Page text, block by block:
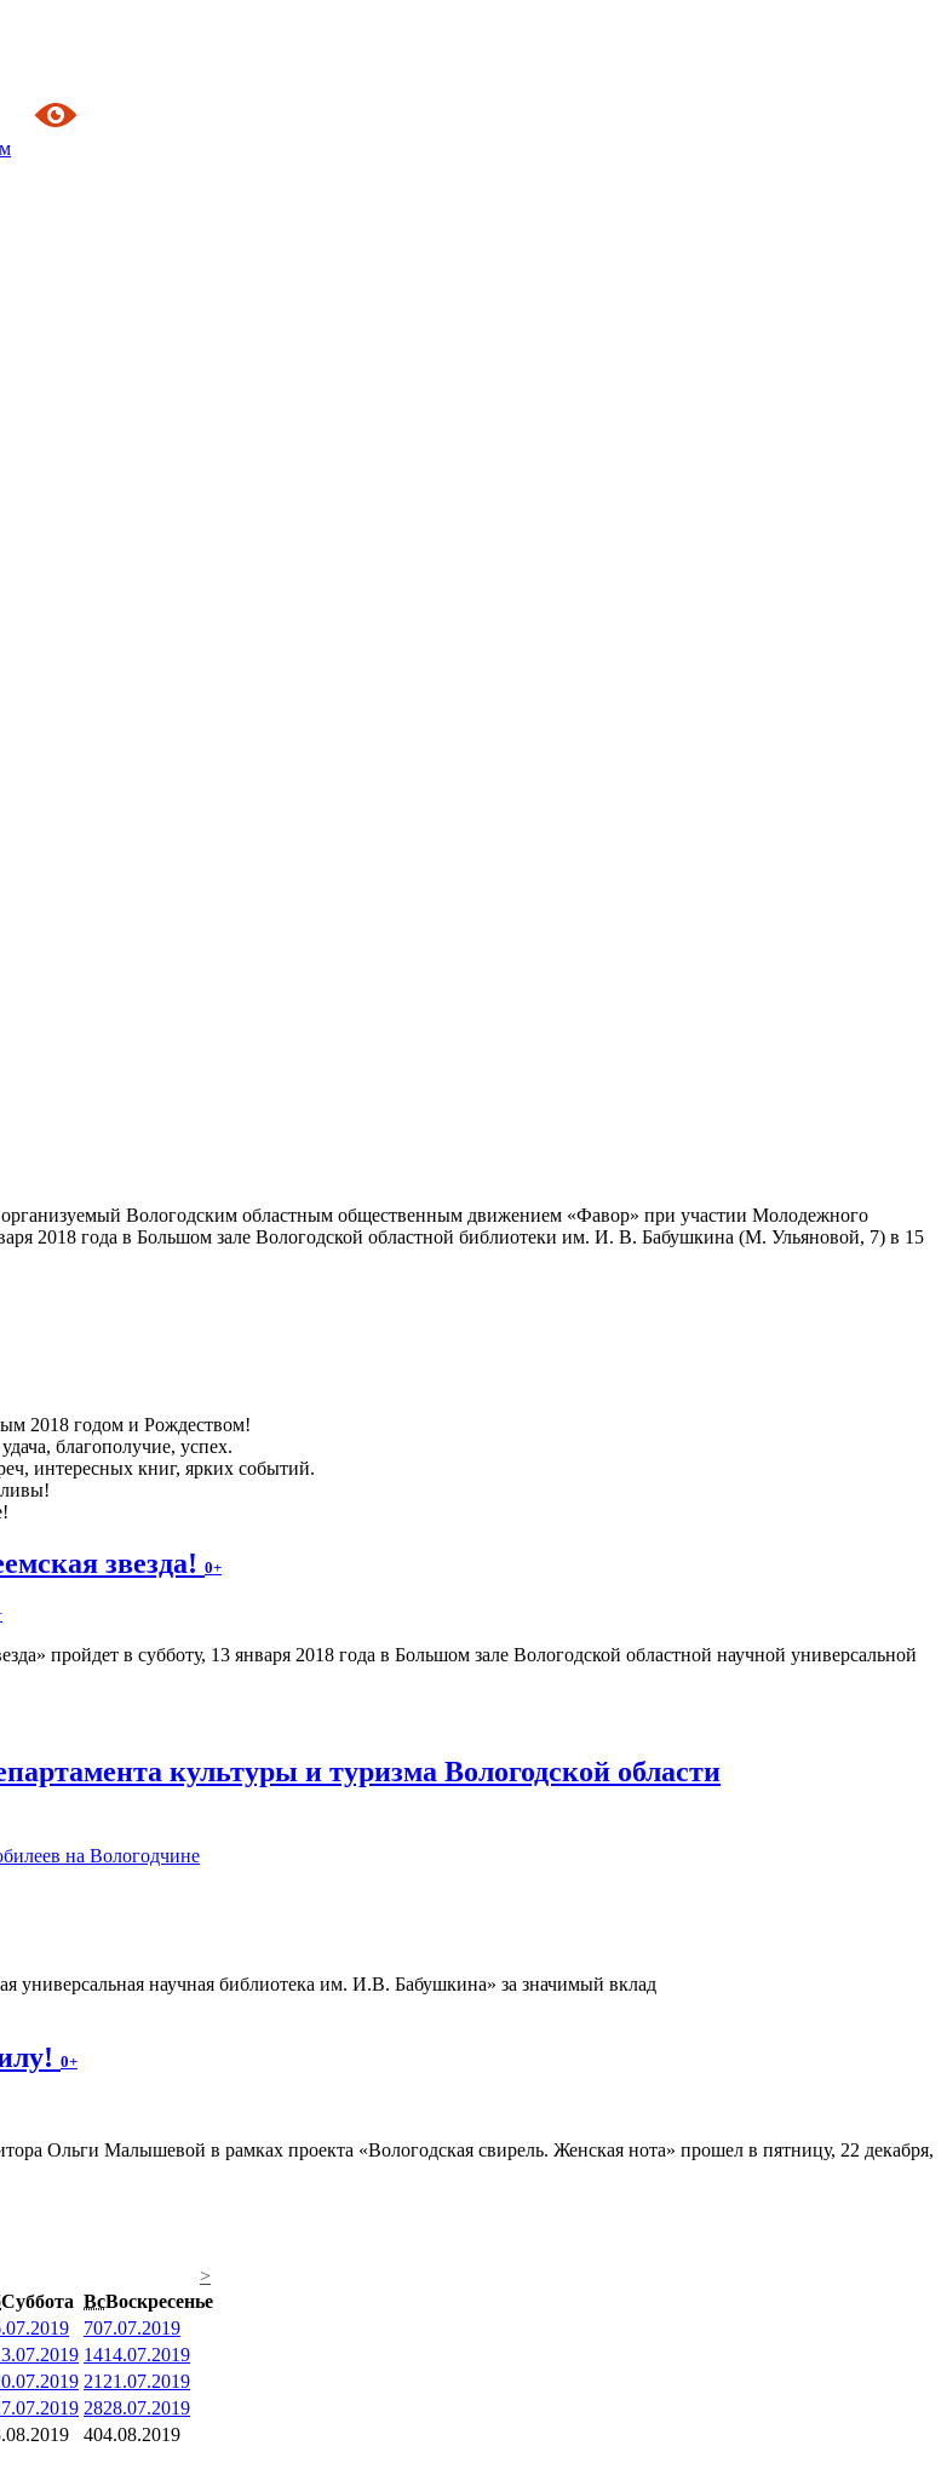
Вологодским областным общественным движением «Фавор» при участии Молодежного
2018 года в Большом зале Вологодской областной библиотеки им. И. В. Бабушкина (М. Ульяновой, 7) в 15
2018 годом и Рождеством!
благополучие, успех.
интересных книг, ярких событий.
звезда! 0+
пройдет в субботу, 13 января 2018 года в Большом зале Вологодской областной научной универсальной
культуры и туризма Вологодской области
на Вологодчине
универсальная научная библиотека им. И.В. Бабушкина» за значимый вклад
0+
Ольги Малышевой в рамках проекта «Вологодская свирель. Женская нота» прошел в пятницу, 22 декабря,
>
Суббота ВсВоскресенье
707.07.2019
1414.07.2019
21 21.07.2019
2828.07.2019
404.08.2019